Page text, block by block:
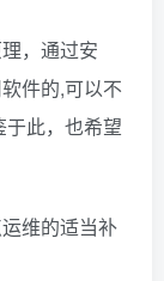
，通过安
件的,可以不
此，也希望
维的适当补